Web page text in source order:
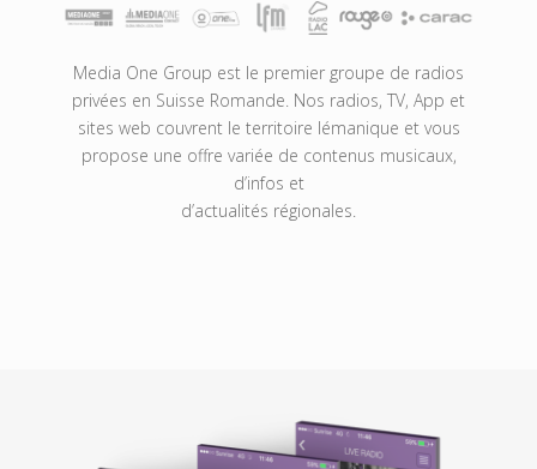
Media One Group est le premier groupe de radios
privées en Suisse Romande. Nos radios, TV, App et
sites web couvrent le territoire lémanique et vous
propose une offre variée de contenus musicaux,
d’infos et
d’actualités régionales.